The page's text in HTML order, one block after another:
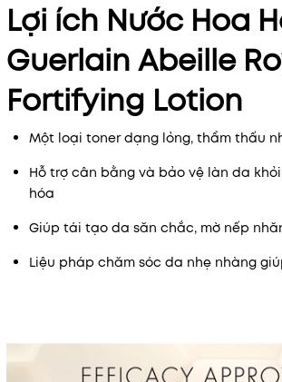
Lợi ích Nước Hoa
Guerlain Abeille
Fortifying Lotion
Một loại toner dạng lỏng, thẩm thấu
Hỗ trợ cân bằng và bảo vệ làn da
hóa
Giúp tái tạo da săn chắc, mờ nếp
Liệu pháp chăm sóc da nhẹ nhàng